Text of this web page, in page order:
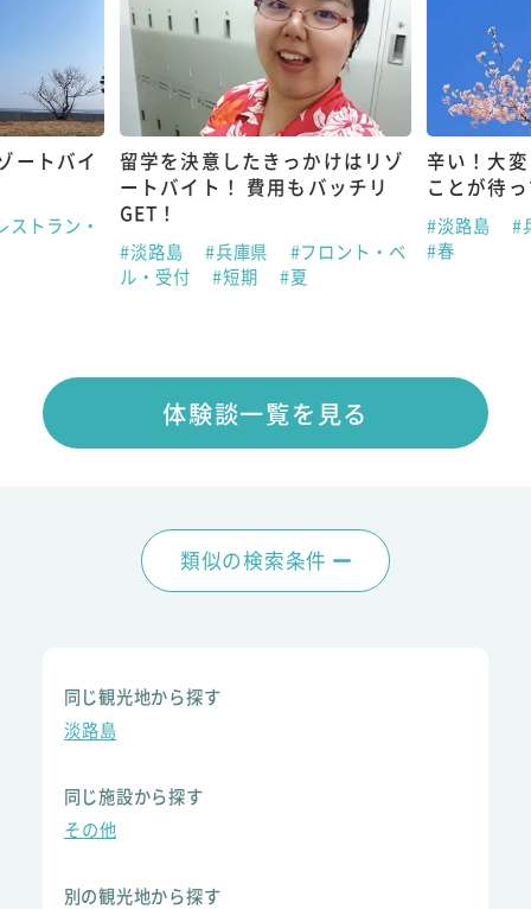
ートバイ
ストラン・
留学を決意したきっかけはリゾ
ートバイト！ 費用もバッチリ
GET！
#淡路島 #兵庫県
#フロント・ベ
ル・受付
#短期 #夏
辛い！大
ことが待
#淡路島
#
#春
体験談一覧を見る
類似の検索条件
同じ観光地から探す
淡路島
同じ施設から探す
その他
別の観光地から探す